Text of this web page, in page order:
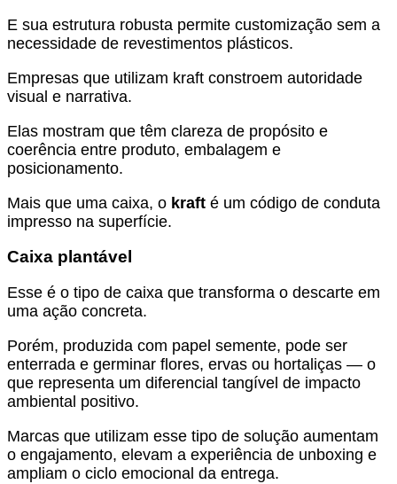
E sua estrutura robusta permite customização sem a
necessidade de revestimentos plásticos.
Empresas que utilizam kraft constroem autoridade
visual e narrativa.
Elas mostram que têm clareza de propósito e
coerência entre produto, embalagem e
posicionamento.
Mais que uma caixa, o kraft é um código de conduta
impresso na superfície.
Caixa plantável
Esse é o tipo de caixa que transforma o descarte em
uma ação concreta.
Porém, produzida com papel semente, pode ser
enterrada e germinar flores, ervas ou hortaliças — o
que representa um diferencial tangível de impacto
ambiental positivo.
Marcas que utilizam esse tipo de solução aumentam
o engajamento, elevam a experiência de unboxing e
ampliam o ciclo emocional da entrega.